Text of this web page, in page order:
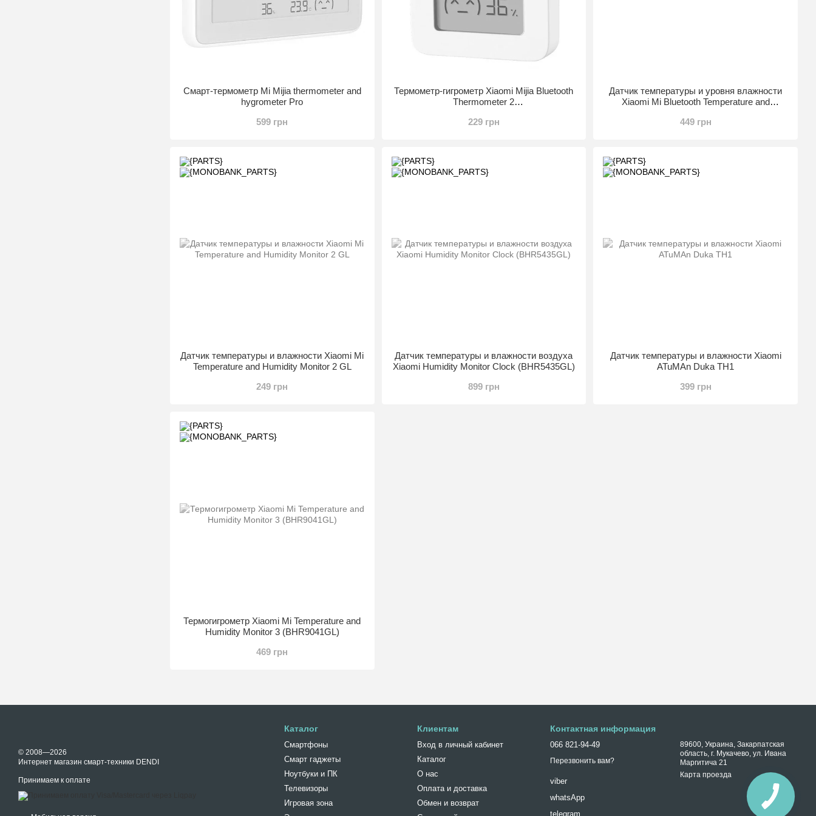
Cмарт-термометр Mi Mijia thermometer and
hygrometer Pro
599 грн
Термометр-гигрометр Xiaomi Mijia Bluetooth
Thermometer 2
229 грн
Датчик температуры и уровня влажности
Xiaomi Mi Bluetooth Temperature and
449 грн
Датчик температуры и влажности Xiaomi Mi
Temperature and Humidity Monitor 2 GL
249 грн
Датчик температуры и влажности воздуха
Xiaomi Humidity Monitor Clock (BHR5435GL)
899 грн
Датчик температуры и влажности Xiaomi
ATuMAn Duka TH1
399 грн
Термогигрометр Xiaomi Mi Temperature and
Humidity Monitor 3 (BHR9041GL)
469 грн
© 2008—2026
Интернет магазин смарт-техники DENDI
Принимаем к оплате
Каталог
Смартфоны
Смарт гаджеты
Ноутбуки и ПК
Телевизоры
Игровая зона
Клиентам
Вход в личный кабинет
Каталог
О нас
Оплата и доставка
Обмен и возврат
Контактная информация
066 821-94-49
Перезвонить вам?
viber
whatsApp
telegram
89600, Украина, Закарпатская
область, г. Мукачево, ул. Ивана
Маргитича 21
Карта проезда